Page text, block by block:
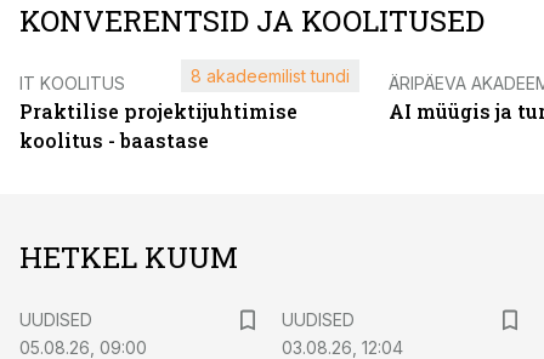
KONVERENTSID JA KOOLITUSED
IT KOOLITUS
Praktilise projektijuhtimise
koolitus - baastase
8 akadeemilist tundi ÄRIPÄEVA
AI müügis ja
HETKEL KUUM
UUDISED
05.08.26, 09:00
UUDISED
03.08.26, 12:04